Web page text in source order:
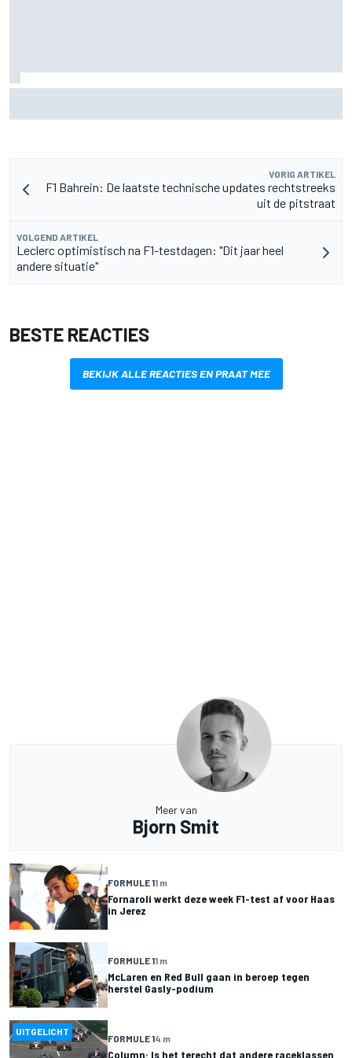
VORIG ARTIKEL
F1 Bahrein: De laatste technische updates rechtstreeks
uit de pitstraat
VOLGEND ARTIKEL
Leclerc optimistisch na F1-testdagen: "Dit jaar heel
andere situatie"
BESTE REACTIES
BEKIJK ALLE REACTIES EN PRAAT MEE
Meer van
Bjorn Smit
FORMULE 11 m
Fornaroli werkt deze week F1-test af voor Haas
in Jerez
FORMULE 11 m
McLaren en Red Bull gaan in beroep tegen
herstel Gasly-podium
UITGELICHT
FORMULE 14 m
Column: Is het terecht dat andere raceklassen